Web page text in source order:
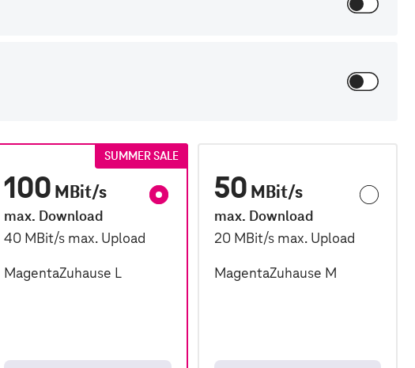
100 MBit/s
max. Download
40 MBit/s max. Upload
SUMMER SALE
MagentaZuhause L
50 MBit/s
max. Download
20 MBit/s max. Upload
MagentaZuhause M